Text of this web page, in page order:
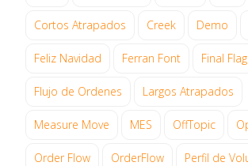
Cortos Atrapados Creek Demo
Feliz Navidad Ferran Font Final Flag
Flujo de Ordenes Largos Atrapados
Measure Move MES OffTopic
Order Flow OrderFlow Perfil de